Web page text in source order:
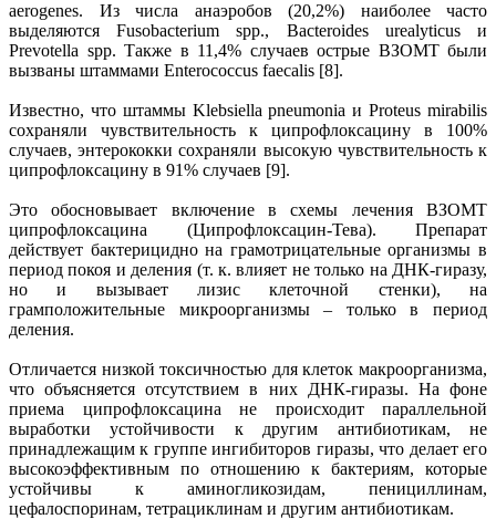
aerogenes. Из числа анаэробов (20,2%) наиболее часто
выделяются Fusobacterium spp., Bacteroides urealyticus и
Prevotella spp. Также в 11,4% случаев острые ВЗОМТ были
вызваны штаммами Enterococcus faecalis [8].
Известно, что штаммы Klebsiella pneumonia и Proteus mirabilis
сохраняли чувствительность к ципрофлоксацину в 100%
случаев, энтерококки сохраняли высокую чувствительность к
ципрофлоксацину в 91% случаев [9].
Это обосновывает включение в схемы лечения ВЗОМТ
ципрофлоксацина (Ципрофлоксацин-Тева). Препарат
действует бактерицидно на грамотрицательные организмы в
период покоя и деления (т. к. влияет не только на ДНК-гиразу,
но и вызывает лизис клеточной стенки), на
грамположительные микроорганизмы – только в период
деления.
Отличается низкой токсичностью для клеток макроорганизма,
что объясняется отсутствием в них ДНК-гиразы. На фоне
приема ципрофлоксацина не происходит параллельной
выработки устойчивости к другим антибиотикам, не
принадлежащим к группе ингибиторов гиразы, что делает его
высокоэффективным по отношению к бактериям, которые
устойчивы к аминогликозидам, пенициллинам,
цефалоспоринам, тетрациклинам и другим антибиотикам.